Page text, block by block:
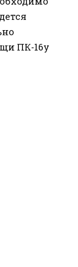
ПК-16у